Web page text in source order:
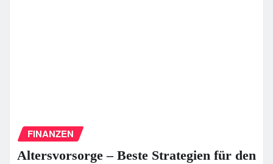
FINANZEN
Altersvorsorge – Beste Strategien für den